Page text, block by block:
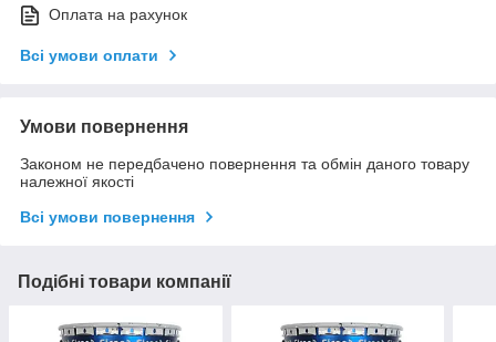
Оплата на рахунок
Всі умови оплати
Умови повернення
Законом не передбачено повернення та обмін даного товару
належної якості
Всі умови повернення
Подібні товари компанії